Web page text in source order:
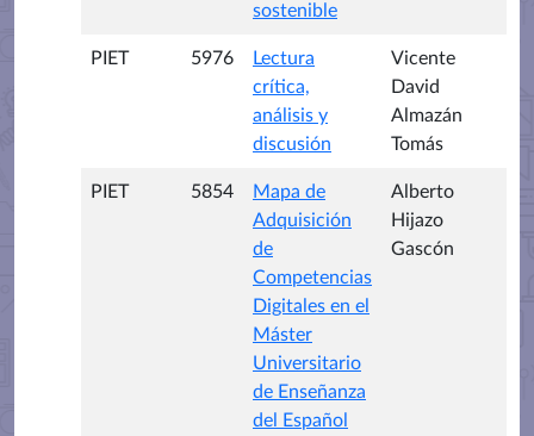
sostenible
PIET 5976
Lectura
crítica,
análisis y
discusión
Vicente
David
Almazán
Tomás
PIET 5854
Mapa de
Adquisición
de
Competencias
Digitales en el
Máster
Universitario
de Enseñanza
del Español
Alberto
Hijazo
Gascón